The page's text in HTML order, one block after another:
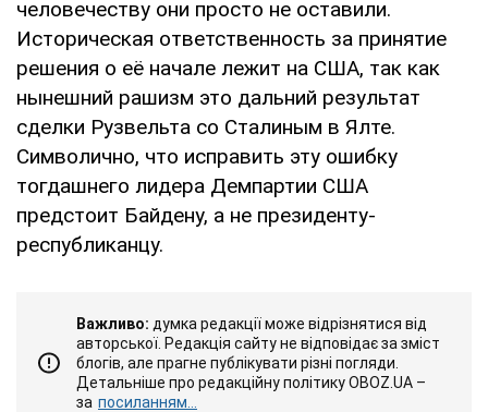
человечеству они просто не оставили.
Историческая ответственность за принятие
решения о её начале лежит на США, так как
нынешний рашизм это дальний результат
сделки Рузвельта со Сталиным в Ялте.
Символично, что исправить эту ошибку
тогдашнего лидера Демпартии США
предстоит Байдену, а не президенту-
республиканцу.
Важливо: думка редакції може відрізнятися від
авторської. Редакція сайту не відповідає за зміст
блогів, але прагне публікувати різні погляди.
Детальніше про редакційну політику OBOZ.UA –
за посиланням...